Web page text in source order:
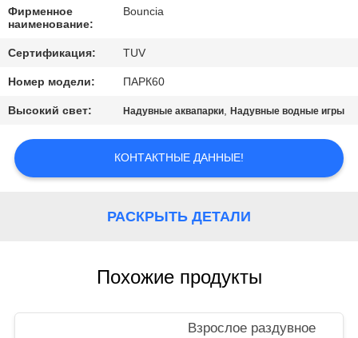
СВЯЖИТЕСЬ
МЫ
СПРОСИТЕ
КАРТА
Фирменное
наименование:
Bouncia
Сертификация: TUV
Номер модели: ПАРК60
Высокий свет: Надувные аквапарки,Надувные водные игры
КОНТАКТНЫЕ ДАННЫЕ!
РАСКРЫТЬ ДЕТАЛИ
Похожие продукты
Взрослое раздувное